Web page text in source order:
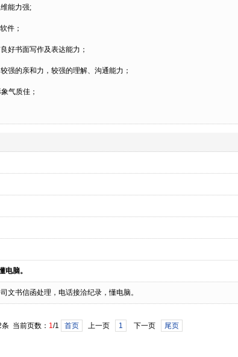
1
能力强;
件；
好书面写作及表达能力；
强的亲和力，较强的理解、沟通能力；
气质佳；
电脑。
书信函处理，电话接洽纪录，懂电脑。
当前页数： 1/1 首页 上一页 1 下一页 尾页